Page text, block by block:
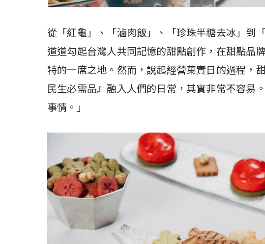
從「紅龜」、「滷肉飯」、「珍珠半糖去冰」到
道道勾起台灣人共同記憶的甜點創作，在甜點品
特的一席之地。然而，說起經營菓實日的過程，
民生必需品』融入人們的日常，其實非常不容易
事情。」